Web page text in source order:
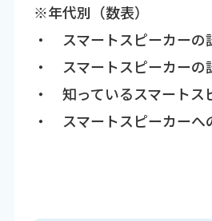
※年代別（数表）
・ スマートスピーカーの
・ スマートスピーカー
・ 知っているスマートス
・ スマートスピーカーへ